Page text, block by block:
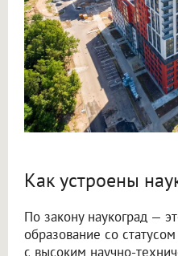
Как устроены
По закону наукоград —
образование со
с высоким научно-